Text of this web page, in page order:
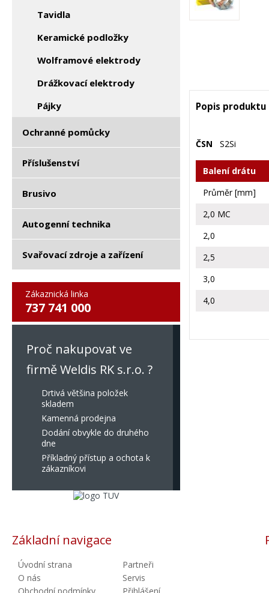
Tavidla
Keramické podložky
Wolframové elektrody
Drážkovací elektrody
Pájky
Ochranné pomůcky
Příslušenství
Brusivo
Autogenní technika
Svařovací zdroje a zařízení
Zákaznická linka
737 741 000
Proč nakupovat ve
firmě Weldis RK s.r.o. ?
Drtivá většina položek
skladem
Kamenná prodejna
Dodání obvykle do druhého
dne
Příkladný přístup a ochota k
zákazníkovi
Popis produktu
ČSN S2Si
Balení drátu
Průměr [mm]
2,0 MC
2,0
2,5
3,0
4,0
Základní navigace
Úvodní strana
O nás
Partneři
Servis